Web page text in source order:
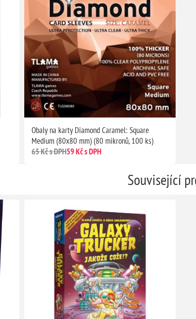
Obaly na karty Diamond Caramel: Square
Medium (80x80 mm) (80 mikronů, 100 ks)
65 Kč s DPH59 Kč s DPH
Související